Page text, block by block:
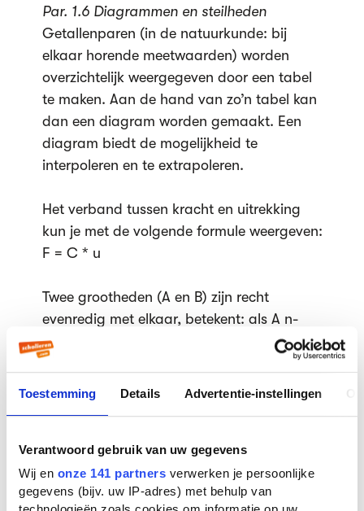
Toestemming Details Advertentie-instellingen
Verantwoord gebruik van uw gegevens
Wij en onze 141 partners verwerken je persoonlijke
gegevens (bijv. uw IP-adres) met behulp van
Par. 1.6 Diagrammen en steilheden
Getallenparen (in de natuurkunde: bij
elkaar horende meetwaarden) worden
overzichtelijk weergegeven door een tabel
te maken. Aan de hand van zo’n tabel kan
dan een diagram worden gemaakt. Een
diagram biedt de mogelijkheid te
interpoleren en te extrapoleren.
Het verband tussen kracht en uitrekking
kun je met de volgende formule weergeven:
F = C * u
Twee grootheden (A en B) zijn recht
evenredig met elkaar, betekent: als A n-
maal zo groot wordt, wordt B ook n-maal
zo groot. Bovendien is het dan zo
- dat de grafische voorstelling een rechte
A
Hierbij kan uit de steilheid van de rechte de
waarde van de constante worden